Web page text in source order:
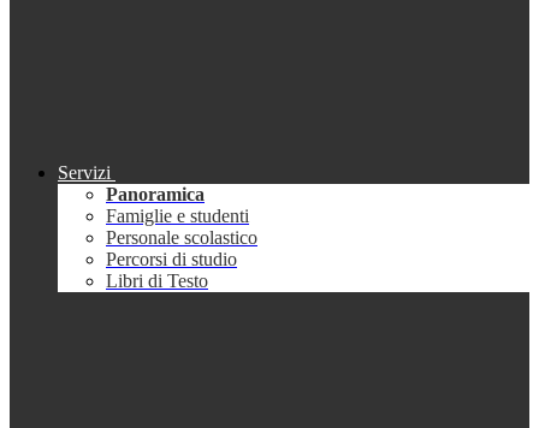
Servizi
Panoramica
Famiglie e studenti
Personale scolastico
Percorsi di studio
Libri di Testo